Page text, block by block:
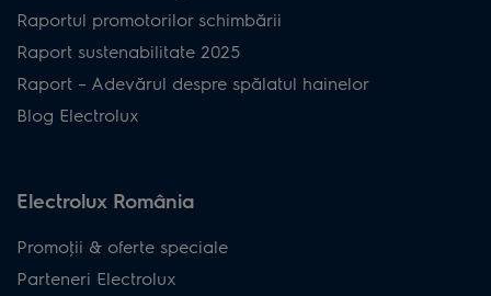
Raportul promotorilor schimbării
Raport sustenabilitate 2025
Raport – Adevărul despre spălatul hainelor
Blog Electrolux
Electrolux România
Promoţii & oferte speciale
Parteneri Electrolux